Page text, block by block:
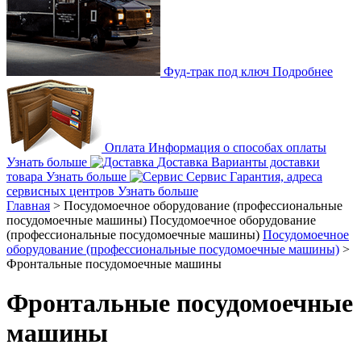
Фуд-трак под ключ Подробнее
Оплата Информация о способах оплаты
Узнать больше
Доставка Варианты доставки
товара Узнать больше Сервис Гарантия, адреса
сервисных центров Узнать больше
Главная > Посудомоечное оборудование (профессиональные
посудомоечные машины) Посудомоечное оборудование
(профессиональные посудомоечные машины) Посудомоечное
оборудование (профессиональные посудомоечные машины) >
Фронтальные посудомоечные машины
Фронтальные посудомоечные
машины